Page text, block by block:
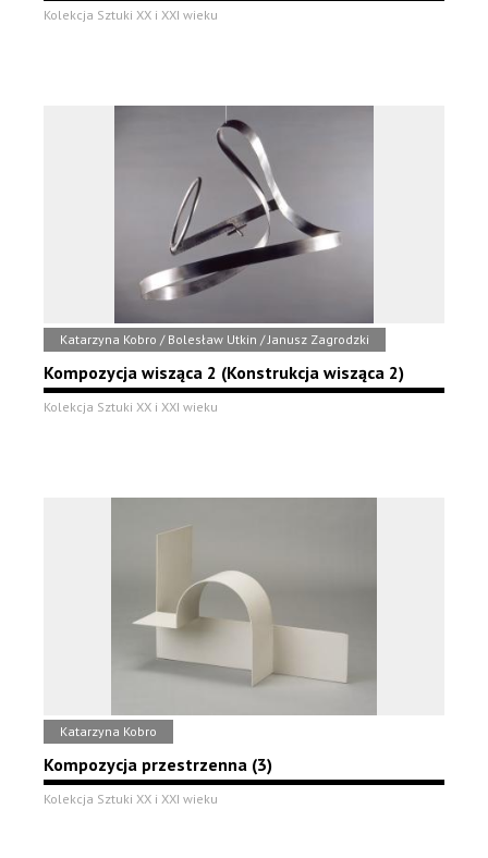
Kolekcja Sztuki XX i XXI wieku
Katarzyna Kobro / Bolesław Utkin / Janusz Zagrodzki
Kompozycja wisząca 2 (Konstrukcja wisząca 2)
Kolekcja Sztuki XX i XXI wieku
Katarzyna Kobro
Kompozycja przestrzenna (3)
Kolekcja Sztuki XX i XXI wieku